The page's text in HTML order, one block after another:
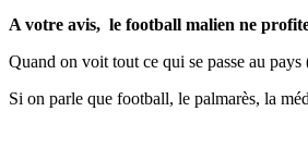
A votre avis, le football malien ne
Quand on voit tout ce qui se passe au
Si on parle que football, le palmarès, la